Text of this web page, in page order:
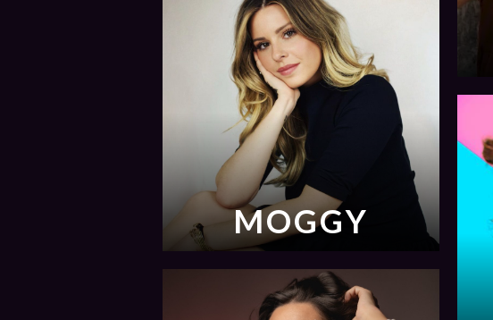
MOGGY